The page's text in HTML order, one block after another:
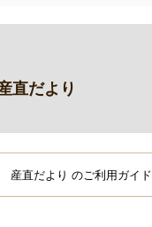
直だより
産直だより のご利用ガイド